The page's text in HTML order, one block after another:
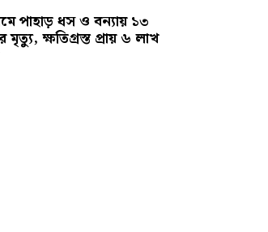
পাহাড় ধস ও বন্যায় ১৩
ক্ষতিগ্রস্ত প্রায় ৬ লাখ